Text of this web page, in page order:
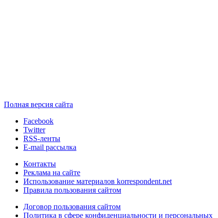
Полная версия сайта
Facebook
Twitter
RSS-ленты
E-mail рассылка
Контакты
Реклама на сайте
Использование материалов korrespondent.net
Правила пользования сайтом
Договор пользования сайтом
Политика в сфере конфиденциальности и персональных